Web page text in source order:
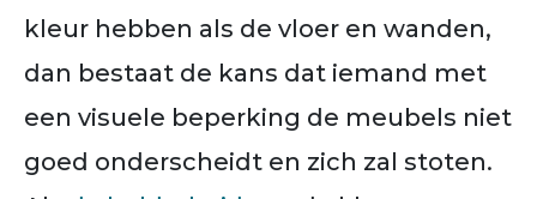
kleur hebben als de vloer en wanden,
dan bestaat de kans dat iemand met
een visuele beperking de meubels niet
goed onderscheidt en zich zal stoten.